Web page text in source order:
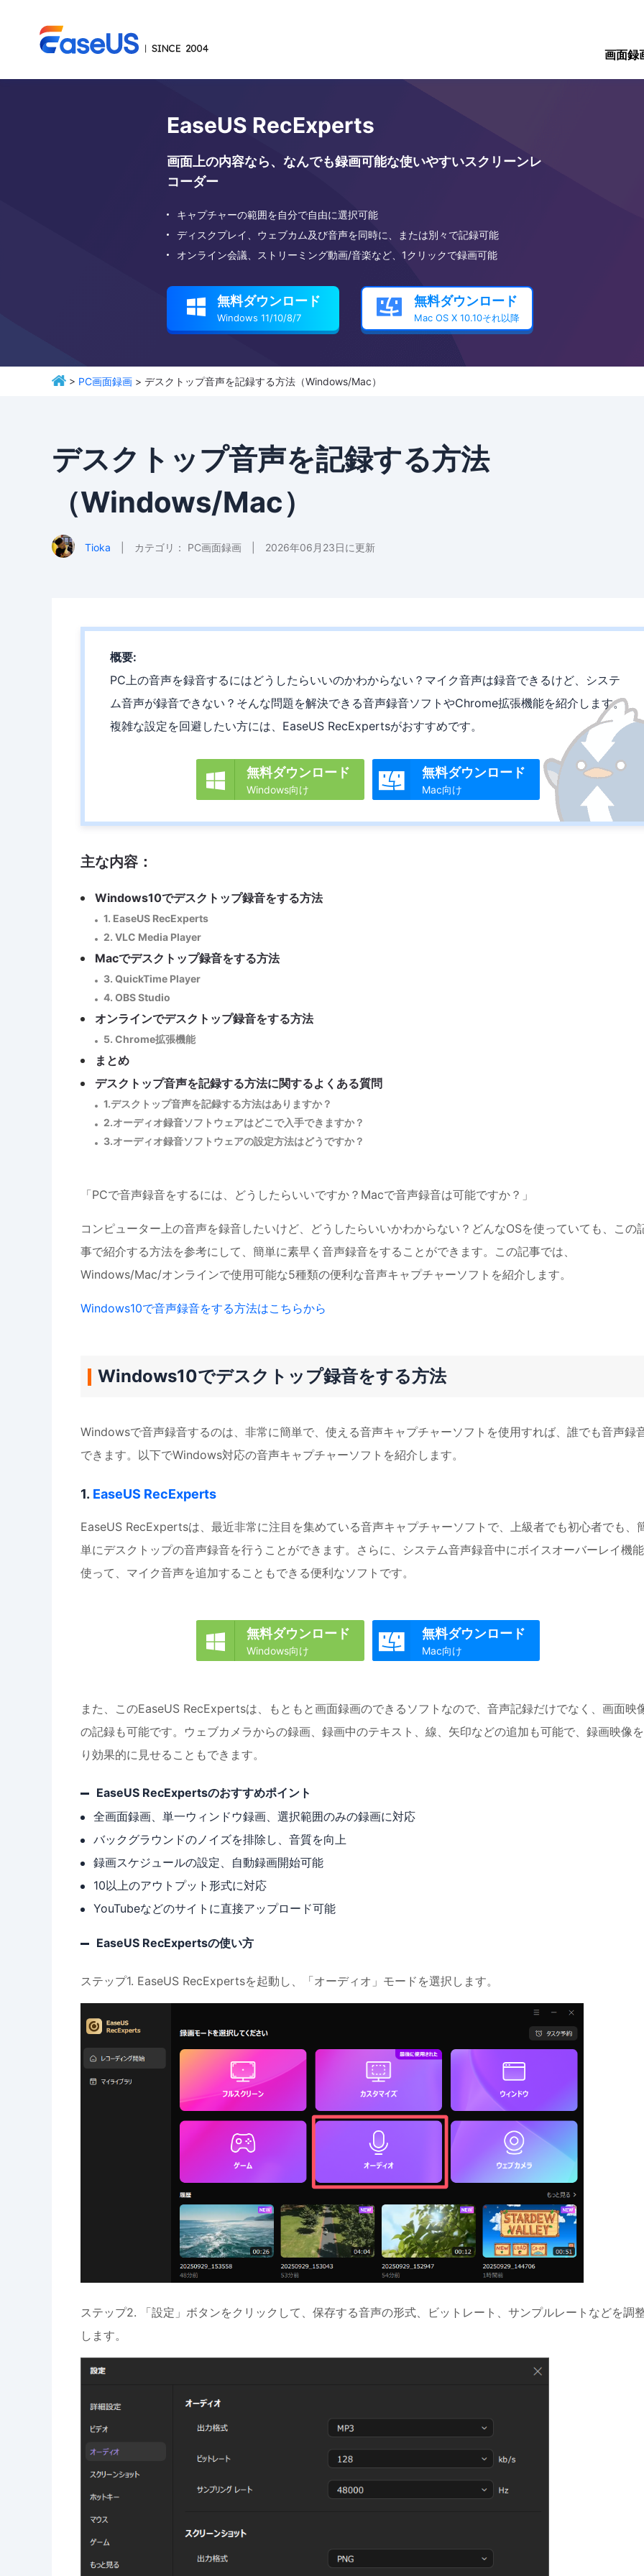
画面録
EaseUS RecExperts
画面上の内容なら、なんでも録画可能な使いやすいスクリーンレ
コーダー
キャプチャーの範囲を自分で自由に選択可能
ディスクプレイ、ウェブカム及び音声を同時に、または別々で記録可能
オンライン会議、ストリーミング動画/音楽など、1クリックで録画可能
 無料ダウンロード
Windows 11/10/8/7  無料ダウンロード
Mac OS X 10.10それ以降
> PC画面録画 > デスクトップ音声を記録する方法（Windows/Mac）
デスクトップ音声を記録する方法
（Windows/Mac）
Tioka カテゴリ： PC画面録画 2026年06月23日に更新
概要:
PC上の音声を録音するにはどうしたらいいのかわからない？マイク音声は録音できるけど、システ
ム音声が録音できない？そんな問題を解決できる音声録音ソフトやChrome拡張機能を紹介します。
複雑な設定を回避したい方には、EaseUS RecExpertsがおすすめです。
 無料ダウンロード
Windows向け  無料ダウンロード
Mac向け
主な内容：
Windows10でデスクトップ録音をする方法
1. EaseUS RecExperts
2. VLC Media Player
Macでデスクトップ録音をする方法
3. QuickTime Player
4. OBS Studio
オンラインでデスクトップ録音をする方法
5. Chrome拡張機能
まとめ
デスクトップ音声を記録する方法に関するよくある質問
1.デスクトップ音声を記録する方法はありますか？
2.オーディオ録音ソフトウェアはどこで入手できますか？
3.オーディオ録音ソフトウェアの設定方法はどうですか？
「PCで音声録音をするには、どうしたらいいですか？Macで音声録音は可能ですか？」
コンピューター上の音声を録音したいけど、どうしたらいいかわからない？どんなOSを使っていても、この
事で紹介する方法を参考にして、簡単に素早く音声録音をすることができます。この記事では、
Windows/Mac/オンラインで使用可能な5種類の便利な音声キャプチャーソフトを紹介します。
Windows10で音声録音をする方法はこちらから
Windows10でデスクトップ録音をする方法
Windowsで音声録音するのは、非常に簡単で、使える音声キャプチャーソフトを使用すれば、誰でも音声録
できます。以下でWindows対応の音声キャプチャーソフトを紹介します。
1. EaseUS RecExperts
EaseUS RecExpertsは、最近非常に注目を集めている音声キャプチャーソフトで、上級者でも初心者でも、
単にデスクトップの音声録音を行うことができます。さらに、システム音声録音中にボイスオーバーレイ機
使って、マイク音声を追加することもできる便利なソフトです。
 無料ダウンロード
Windows向け  無料ダウンロード
Mac向け
また、このEaseUS RecExpertsは、もともと画面録画のできるソフトなので、音声記録だけでなく、画面映
の記録も可能です。ウェブカメラからの録画、録画中のテキスト、線、矢印などの追加も可能で、録画映像
り効果的に見せることもできます。
EaseUS RecExpertsのおすすめポイント
全画面録画、単一ウィンドウ録画、選択範囲のみの録画に対応
バックグラウンドのノイズを排除し、音質を向上
録画スケジュールの設定、自動録画開始可能
10以上のアウトプット形式に対応
YouTubeなどのサイトに直接アップロード可能
EaseUS RecExpertsの使い方
ステップ1. EaseUS RecExpertsを起動し、「オーディオ」モードを選択します。
ステップ2. 「設定」ボタンをクリックして、保存する音声の形式、ビットレート、サンプルレートなどを調
します。